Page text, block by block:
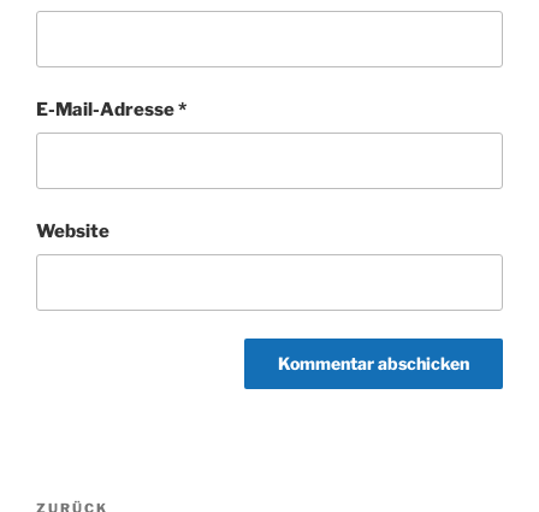
E-Mail-Adresse*
Website
Beitragsnavigation
ZURÜCK